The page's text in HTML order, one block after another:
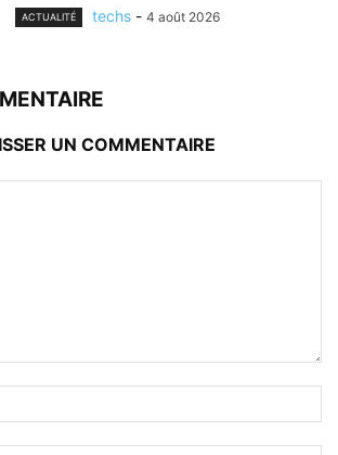
ACTUALITÉ techs - 4 août 2026
UN COMMENTAIRE